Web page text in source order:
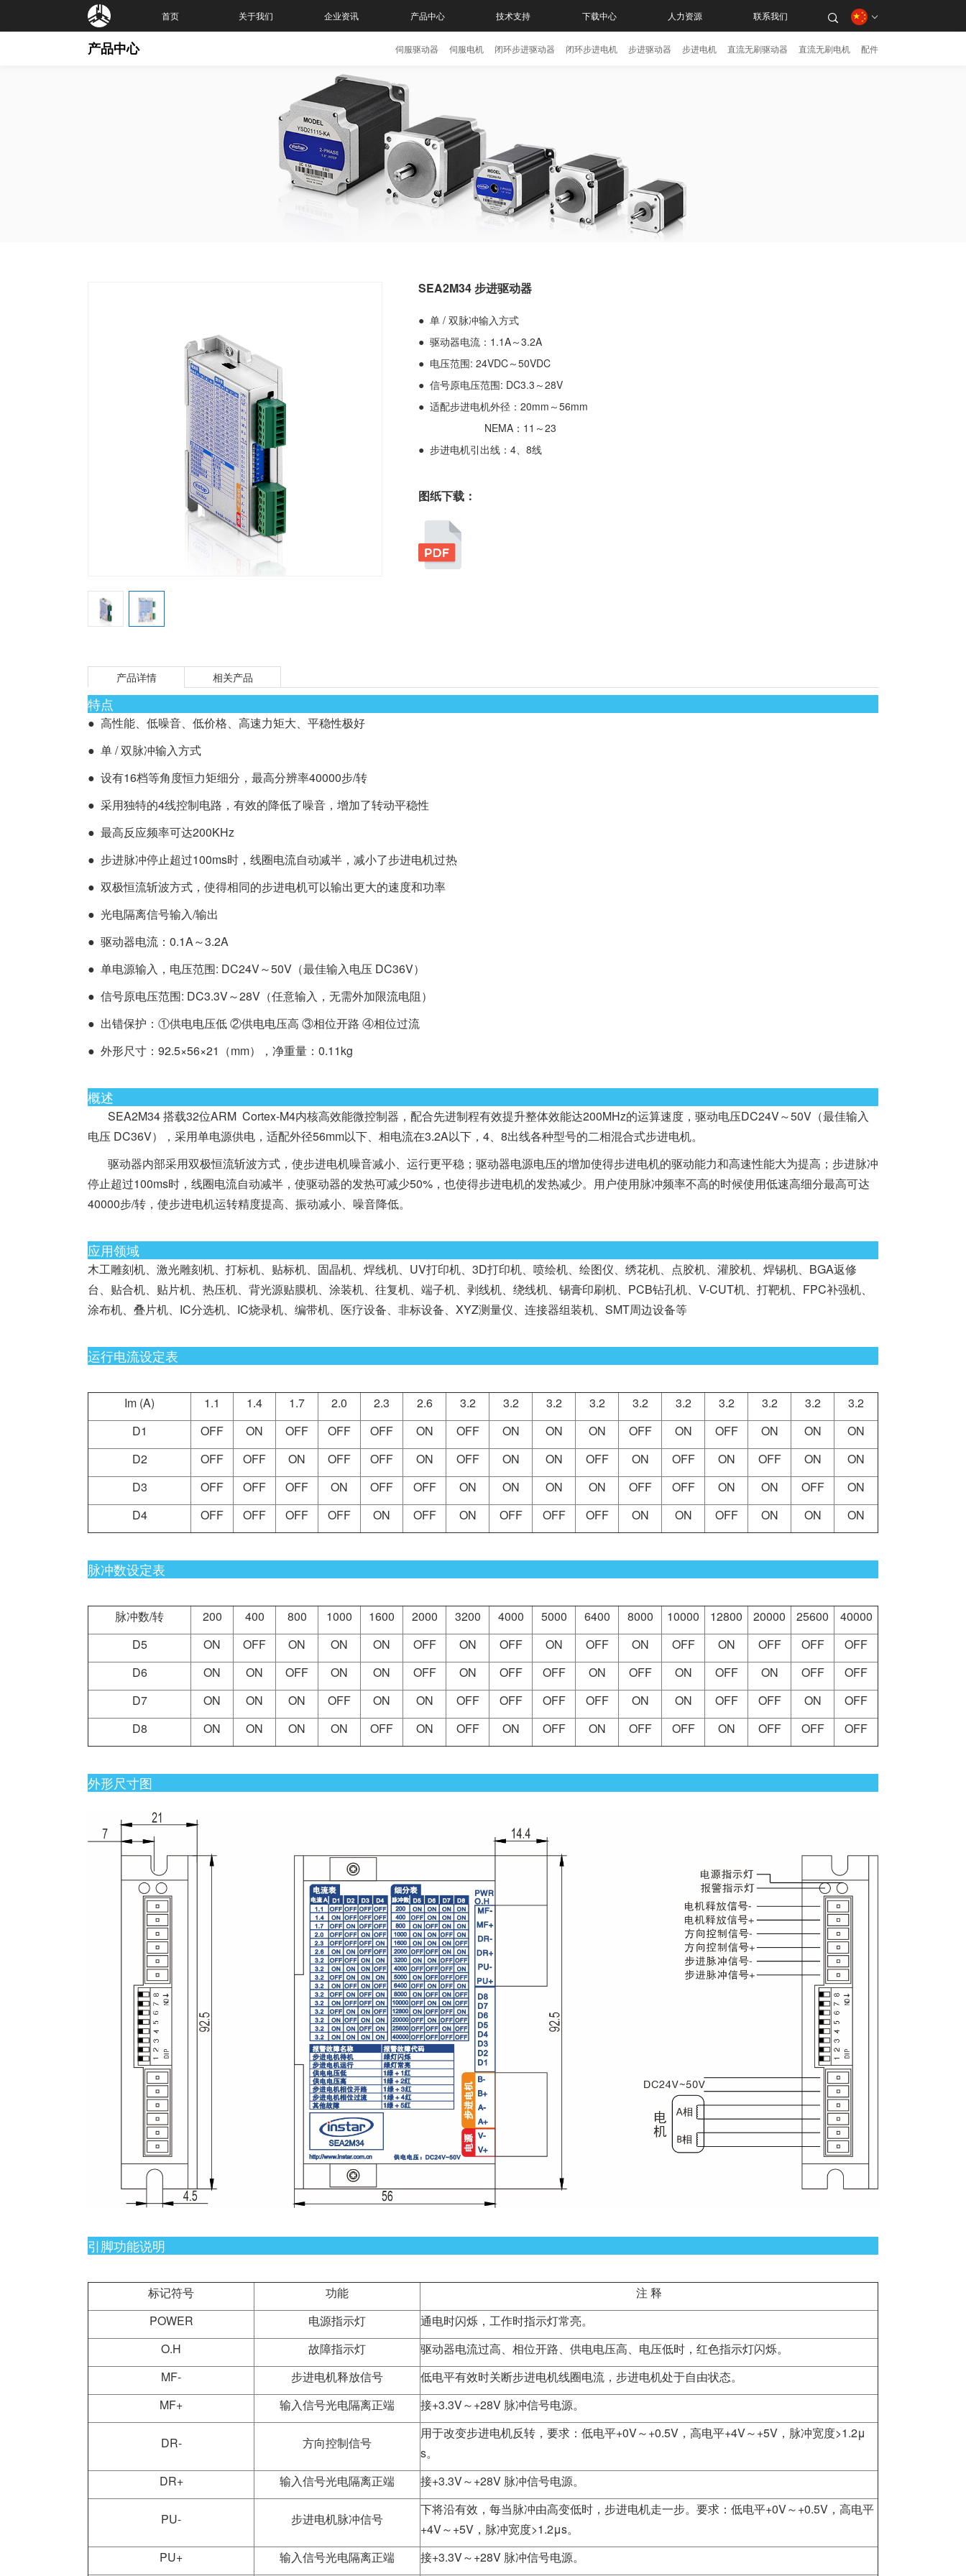
首页 关于我们 企业资讯 产品中心 技术支持 下载中心 人力资源 联系我们
产品中心 伺服驱动器 伺服电机 闭环步进驱动器 闭环步进电机 步进驱动器 步进电机 直流无刷驱动器 直流无刷电机 配件
SEA2M34 步进驱动器
● 单 / 双脉冲输入方式
● 驱动器电流：1.1A～3.2A
● 电压范围: 24VDC～50VDC
● 信号原电压范围: DC3.3～28V
● 适配步进电机外径：20mm～56mm
NEMA：11～23
● 步进电机引出线：4、8线
图纸下载：
产品详情 相关产品
特点
● 高性能、低噪音、低价格、高速力矩大、平稳性极好
● 单 / 双脉冲输入方式
● 设有16档等角度恒力矩细分，最高分辨率40000步/转
● 采用独特的4线控制电路，有效的降低了噪音，增加了转动平稳性
● 最高反应频率可达200KHz
● 步进脉冲停止超过100ms时，线圈电流自动减半，减小了步进电机过热
● 双极恒流斩波方式，使得相同的步进电机可以输出更大的速度和功率
● 光电隔离信号输入/输出
● 驱动器电流：0.1A～3.2A
● 单电源输入，电压范围: DC24V～50V（最佳输入电压 DC36V）
● 信号原电压范围: DC3.3V～28V（任意输入，无需外加限流电阻）
● 出错保护：①供电电压低 ②供电电压高 ③相位开路 ④相位过流
● 外形尺寸：92.5×56×21（mm），净重量：0.11kg
概述
SEA2M34 搭载32位ARM Cortex-M4内核高效能微控制器，配合先进制程有效提升整体效能达200MHz的运算速度，驱动电压DC24V～50V（最佳输入
电压 DC36V），采用单电源供电，适配外径56mm以下、相电流在3.2A以下，4、8出线各种型号的二相混合式步进电机。
驱动器内部采用双极恒流斩波方式，使步进电机噪音减小、运行更平稳；驱动器电源电压的增加使得步进电机的驱动能力和高速性能大为提高；步进脉冲
停止超过100ms时，线圈电流自动减半，使驱动器的发热可减少50%，也使得步进电机的发热减少。用户使用脉冲频率不高的时候使用低速高细分最高可达
40000步/转，使步进电机运转精度提高、振动减小、噪音降低。
应用领域
木工雕刻机、激光雕刻机、打标机、贴标机、固晶机、焊线机、UV打印机、3D打印机、喷绘机、绘图仪、绣花机、点胶机、灌胶机、焊锡机、BGA返修
台、贴合机、贴片机、热压机、背光源贴膜机、涂装机、往复机、端子机、剥线机、绕线机、锡膏印刷机、PCB钻孔机、V-CUT机、打靶机、FPC补强机、
涂布机、叠片机、IC分选机、IC烧录机、编带机、医疗设备、非标设备、XYZ测量仪、连接器组装机、SMT周边设备等
运行电流设定表
Im (A) 1.1 1.4 1.7 2.0 2.3 2.6 3.2 3.2 3.2 3.2 3.2 3.2 3.2 3.2 3.2
3.2
D1
OFF ON OFF OFF OFF ON OFF ON ON ON OFF ON OFF ON ON
ON
D2
OFF OFF ON OFF OFF ON OFF ON ON OFF ON OFF ON OFF ON
ON
D3
OFF OFF OFF ON OFF OFF ON ON ON ON OFF OFF ON ON OFF
ON
D4
OFF OFF OFF OFF ON OFF ON OFF OFF OFF ON ON OFF ON ON ON
脉冲数设定表
脉冲数/转 200 400 800 1000 1600 2000 3200 4000 5000 6400 8000 10000 12800 20000 25600
40000
D5
ON OFF ON ON ON OFF ON OFF ON OFF ON OFF ON OFF OFF
OFF
D6
ON ON OFF ON ON OFF ON OFF OFF ON OFF ON OFF ON OFF
OFF
D7
ON ON ON OFF ON ON OFF OFF OFF OFF ON ON OFF OFF ON
OFF
D8
ON ON ON ON OFF ON OFF ON OFF ON OFF OFF ON OFF OFF OFF
外形尺寸图
引脚功能说明
标记符号 功能
注 释
POWER
电源指示灯
通电时闪烁，工作时指示灯常亮。
O.H
故障指示灯
驱动器电流过高、相位开路、供电电压高、电压低时，红色指示灯闪烁。
MF-
步进电机释放信号
低电平有效时关断步进电机线圈电流，步进电机处于自由状态。
MF+
输入信号光电隔离正端 接+3.3V～+28V 脉冲信号电源。
DR- 方向控制信号
用于改变步进电机反转，要求：低电平+0V～+0.5V，高电平+4V～+5V，脉冲宽度>1.2μ
s。
DR+
输入信号光电隔离正端 接+3.3V～+28V 脉冲信号电源。
PU- 步进电机脉冲信号
下将沿有效，每当脉冲由高变低时，步进电机走一步。要求：低电平+0V～+0.5V，高电平
+4V～+5V，脉冲宽度>1.2μs。
PU+
输入信号光电隔离正端 接+3.3V～+28V 脉冲信号电源。